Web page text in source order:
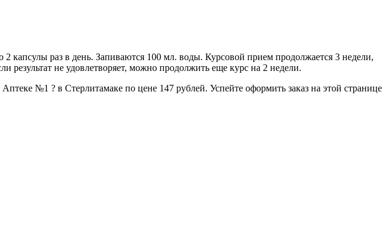
капсулы раз в день. Запиваются 100 мл. воды. Курсовой прием продолжается 3 недели,
результат не удовлетворяет, можно продолжить еще курс на 2 недели.
№1 ? в Стерлитамаке по цене 147 рублей. Успейте оформить заказ на этой странице